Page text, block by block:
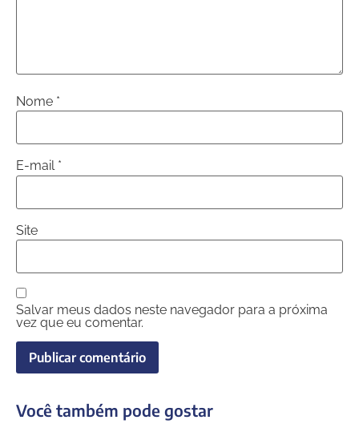
Nome *
E-mail *
Site
Salvar meus dados neste navegador para a próxima
vez que eu comentar.
Você também pode gostar